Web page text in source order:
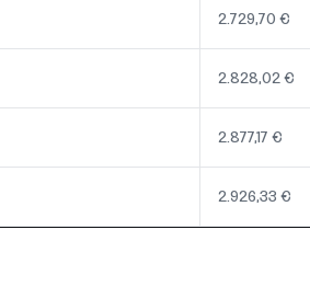
2.729,70 €
2.828,02 €
2.877,17 €
2.926,33 €